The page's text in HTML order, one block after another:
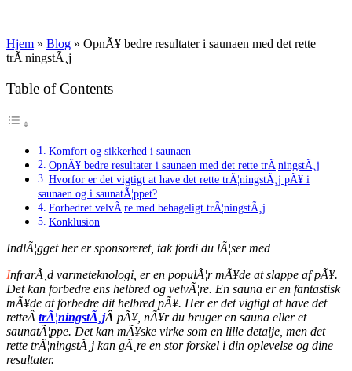
Hjem » Blog » OpnÃ¥ bedre resultater i saunaen med det rette
trÃ¦ningstÃ¸j
Table of Contents
Komfort og sikkerhed i saunaen
OpnÃ¥ bedre resultater i saunaen med det rette trÃ¦ningstÃ¸j
Hvorfor er det vigtigt at have det rette trÃ¦ningstÃ¸j pÃ¥ i
saunaen og i saunatÃ¦ppet?
Forbedret velvÃ¦re med behageligt trÃ¦ningstÃ¸j
Konklusion
IndlÃ¦gget her er sponsoreret, tak fordi du lÃ¦ser med
InfrarÃ¸d varmeteknologi, er en populÃ¦r mÃ¥de at slappe af pÃ¥.
Det kan forbedre ens helbred og velvÃ¦re. En sauna er en fantastisk
mÃ¥de at forbedre dit helbred pÃ¥. Her er det vigtigt at have det
retteÂ trÃ¦ningstÃ¸jÂ pÃ¥, nÃ¥r du bruger en sauna eller et
saunatÃ¦ppe. Det kan mÃ¥ske virke som en lille detalje, men det
rette trÃ¦ningstÃ¸j kan gÃ¸re en stor forskel i din oplevelse og dine
resultater.